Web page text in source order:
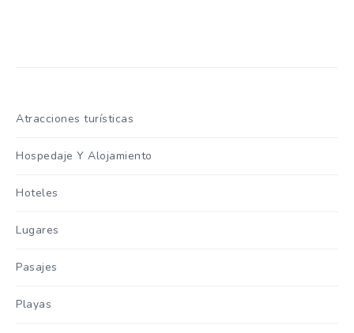
Atracciones turísticas
Hospedaje Y Alojamiento
Hoteles
Lugares
Pasajes
Playas